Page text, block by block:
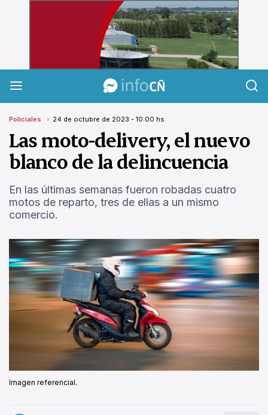
InfoCañuelas
Policiales 24 de octubre de 2023 - 10:00 hs
Las moto-delivery, el nuevo
blanco de la delincuencia
En las últimas semanas fueron robadas cuatro
motos de reparto, tres de ellas a un mismo
comercio.
Imagen referencial.